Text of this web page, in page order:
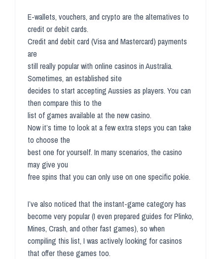
E-wallets, vouchers, and crypto are the alternatives to
credit or debit cards.
Credit and debit card (Visa and Mastercard) payments
are
still really popular with online casinos in Australia.
Sometimes, an established site
decides to start accepting Aussies as players. You can
then compare this to the
list of games available at the new casino.
Now it’s time to look at a few extra steps you can take
to choose the
best one for yourself. In many scenarios, the casino
may give you
free spins that you can only use on one specific pokie.
I’ve also noticed that the instant-game category has
become very popular (I even prepared guides for Plinko,
Mines, Crash, and other fast games), so when
compiling this list, I was actively looking for casinos
that offer these games too.